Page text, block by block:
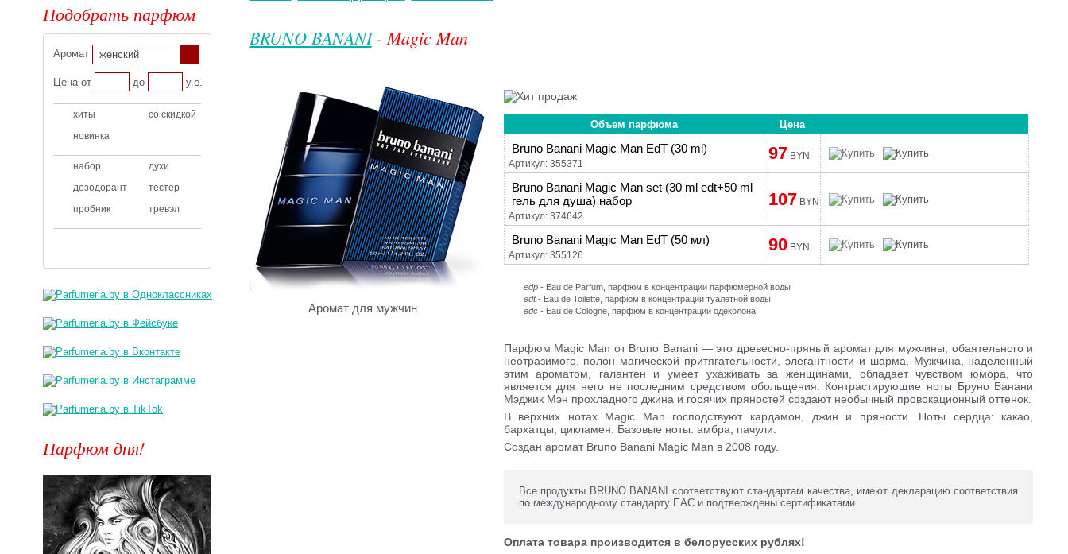
BRUNO BANANI- Magic Man
Аромат для мужчин
Объем парфюма Цена
Bruno Banani Magic Man EdT (30 ml)
Артикул: 355371
97 BYN
Bruno Banani Magic Man set (30 ml edt+50 ml
гель для душа) набор
Артикул: 374642
107 BYN
Bruno Banani Magic Man EdT (50 мл)
Артикул: 355126
90 BYN
edp- Eau de Parfum, парфюм в концентрации парфюмерной воды
edt- Eau de Toilette, парфюм в концентрации туалетной воды
edc- Eau de Cologne, парфюм в концентрации одеколона
Парфюм Magic Man от Bruno Banani — это древесно-пряный аромат для мужчины, обаятельного и
неотразимого, полон магической притягательности, элегантности и шарма. Мужчина, наделенный
этим ароматом, галантен и умеет ухаживать за женщинами, обладает чувством юмора, что
является для него не последним средством обольщения. Контрастирующие ноты Бруно Банани
Мэджик Мэн прохладного джина и горячих пряностей создают необычный провокационный оттенок.
В верхних нотах Magic Man господствуют кардамон, джин и пряности. Ноты сердца: какао,
бархатцы, цикламен. Базовые ноты: амбра, пачули.
Создан аромат Bruno Banani Magic Man в 2008 году.
Все продукты BRUNO BANANI соответствуют стандартам качества, имеют декларацию соответствия
по международному стандарту ЕАС и подтверждены сертификатами.
Оплата товара производится в белорусских рублях!
Подобрать парфюм
Аромат женский
Цена от до у.е.
хиты
со скидкой
новинка
набор
духи
дезодорант
тестер
пробник
тревэл
Парфюм дня!